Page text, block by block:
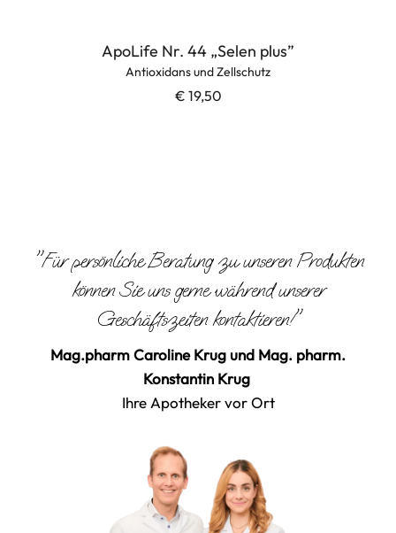
ApoLife Nr. 44 „Selen plus”
Antioxidans und Zellschutz
€ 19,50
"Für persönliche Beratung zu unseren Produkten
können Sie uns gerne während unserer
Geschäftszeiten kontaktieren!"
Mag.pharm Caroline Krug und Mag. pharm.
Konstantin Krug
Ihre Apotheker vor Ort